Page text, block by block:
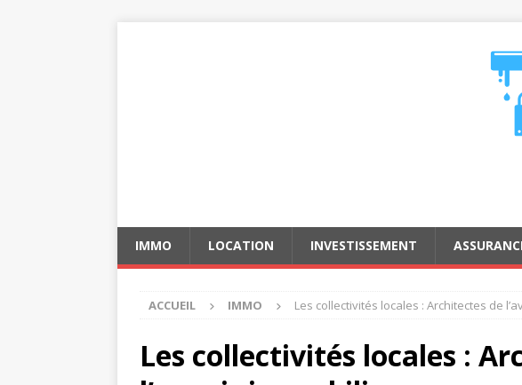
IMMO LOCATION INVESTISSEMENT
ACCUEIL IMMO Les collectivités locales : Architectes de
Les collectivités locales :